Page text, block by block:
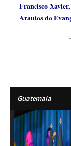
Francisco
Arautos do
Guatemala